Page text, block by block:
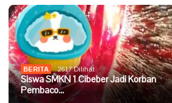
BERITA 2617 Dilihat
Siswa SMKN 1 Cibeber Jadi Korban
Pembaco…